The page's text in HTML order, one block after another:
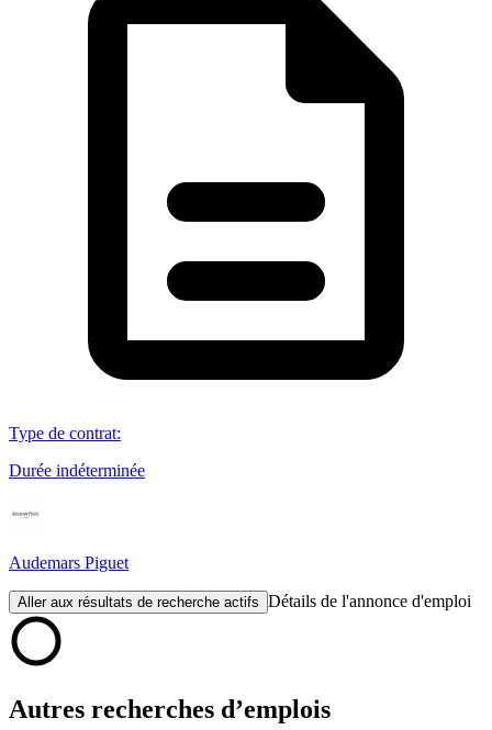
Type de contrat:
Durée indéterminée
Audemars Piguet
Aller aux résultats de recherche actifs Détails de l'annonce d'emploi
Autres recherches d’emplois